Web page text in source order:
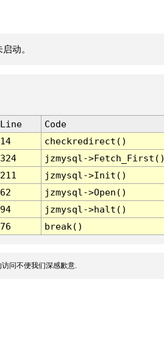
动。
Line
Code
14
checkredirect()
324
jzmysql-
211
jzmysql->Init()
62
jzmysql->Open()
94
jzmysql->halt()
76 break()
问不便我们深感歉意.